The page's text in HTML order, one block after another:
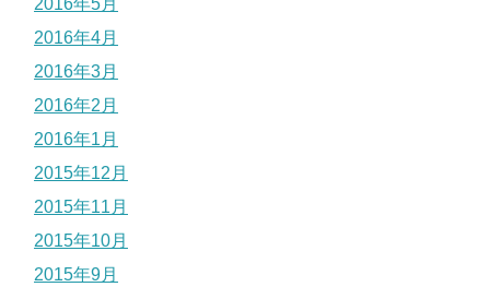
2016年5月
2016年4月
2016年3月
2016年2月
2016年1月
2015年12月
2015年11月
2015年10月
2015年9月